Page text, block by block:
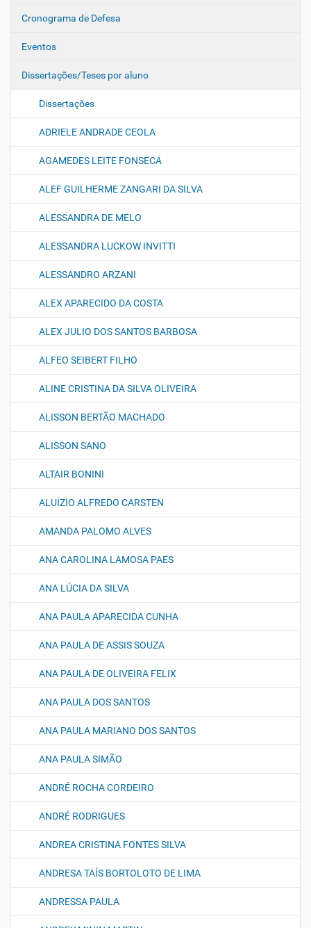
Cronograma de Defesa
Eventos
Dissertações/Teses por aluno
Dissertações
ADRIELE ANDRADE CEOLA
AGAMEDES LEITE FONSECA
ALEF GUILHERME ZANGARI DA SILVA
ALESSANDRA DE MELO
ALESSANDRA LUCKOW INVITTI
ALESSANDRO ARZANI
ALEX APARECIDO DA COSTA
ALEX JULIO DOS SANTOS BARBOSA
ALFEO SEIBERT FILHO
ALINE CRISTINA DA SILVA OLIVEIRA
ALISSON BERTÃO MACHADO
ALISSON SANO
ALTAIR BONINI
ALUIZIO ALFREDO CARSTEN
AMANDA PALOMO ALVES
ANA CAROLINA LAMOSA PAES
ANA LÚCIA DA SILVA
ANA PAULA APARECIDA CUNHA
ANA PAULA DE ASSIS SOUZA
ANA PAULA DE OLIVEIRA FELIX
ANA PAULA DOS SANTOS
ANA PAULA MARIANO DOS SANTOS
ANA PAULA SIMÃO
ANDRÉ ROCHA CORDEIRO
ANDRÉ RODRIGUES
ANDREA CRISTINA FONTES SILVA
ANDRESA TAÍS BORTOLOTO DE LIMA
ANDRESSA PAULA